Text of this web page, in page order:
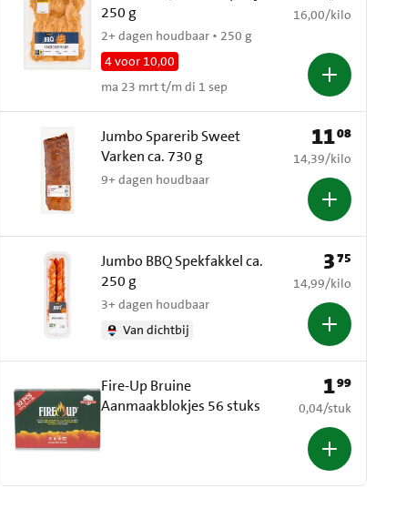
250 g
2+ dagen houdbaar • 250 g
4 voor 10,00
ma 23 mrt t/m di 1 sep
€ 16,00 per kilo
16,00/kilo
Jumbo Sparerib Sweet
Varken ca. 730 g
9+ dagen houdbaar
Prijs: € 11,08
1108
€ 14,39 per kilo
14,39/kilo
Jumbo BBQ Spekfakkel ca.
250 g
3+ dagen houdbaar
Van dichtbij
Prijs: € 3,75
375
€ 14,99 per kilo
14,99/kilo
Fire-Up Bruine
Aanmaakblokjes 56 stuks
Prijs: € 1,99
199
€ 0,04 per stuk
0,04/stuk